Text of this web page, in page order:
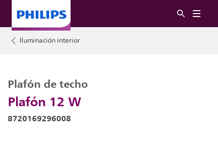
Iluminación interior
Plafón 12 W
Plafón de techo
8720169296008